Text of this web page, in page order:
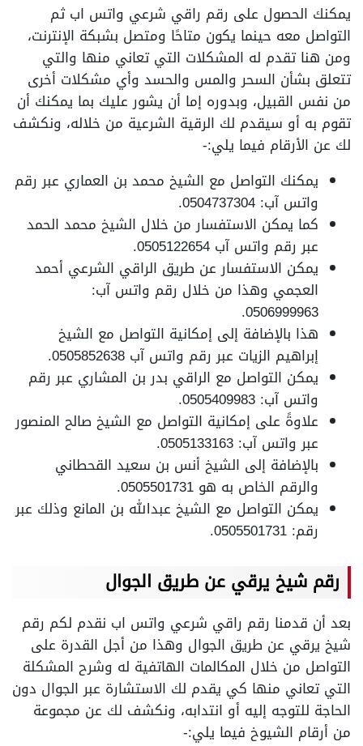
يمكنك الحصول على رقم راقي شرعي واتس اب ثم
التواصل معه حينما يكون متاحًا ومتصل بشبكة الإنترنت،
ومن هنا تقدم له المشكلات التي تعاني منها والتي
تتعلق بشأن السحر والمس والحسد وأي مشكلات أخرى
من نفس القبيل، وبدوره إما أن يشور عليك بما يمكنك أن
تقوم به أو سيقدم لك الرقية الشرعية من خلاله، ونكشف
لك عن الأرقام فيما يلي:-
يمكنك التواصل مع الشيخ محمد بن العماري عبر رقم
واتس آب: 0504737304.
كما يمكن الاستفسار من خلال الشيخ محمد الحمد
عبر رقم واتس آب 0505122654.
يمكن الاستفسار عن طريق الراقي الشرعي أحمد
العجمي وهذا من خلال رقم واتس آب:
0506999963.
هذا بالإضافة إلى إمكانية التواصل مع الشيخ
إبراهيم الزيات عبر رقم واتس آب 0505852638.
يمكن التواصل مع الراقي بدر بن المشاري عبر رقم
واتس آب: 0505409983.
علاوةً على إمكانية التواصل مع الشيخ صالح المنصور
عبر واتس آب: 0505133163.
بالإضافة إلى الشيخ أنس بن سعيد القحطاني
والرقم الخاص به هو 0505501731.
يمكن التواصل مع الشيخ عبدالله بن المانع وذلك عبر
رقم: 0505501731.
رقم شيخ يرقي عن طريق الجوال
بعد أن قدمنا رقم راقي شرعي واتس اب نقدم لكم رقم
شيخ يرقي عن طريق الجوال وهذا من أجل القدرة على
التواصل من خلال المكالمات الهاتفية له وشرح المشكلة
التي تعاني منها كي يقدم لك الاستشارة عبر الجوال دون
الحاجة للتوجه إليه أو انتدابه، ونكشف لك عن مجموعة
من أرقام الشيوخ فيما يلي:-